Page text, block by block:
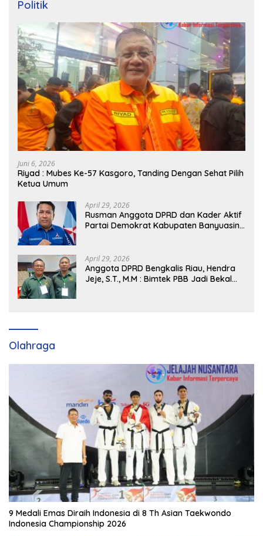
Politik
Juni 6, 2026
Riyad : Mubes Ke-57 Kasgoro, Tanding Dengan Sehat Pilih
Ketua Umum
April 29, 2026
Rusman Anggota DPRD dan Kader Aktif
Partai Demokrat Kabupaten Banyuasin
April 29, 2026
Anggota DPRD Bengkalis Riau, Hendra
Jeje, S.T., M.M : Bimtek PBB Jadi Bekal
Olahraga
9 Medali Emas Diraih Indonesia di 8 Th Asian Taekwondo
Indonesia Championship 2026